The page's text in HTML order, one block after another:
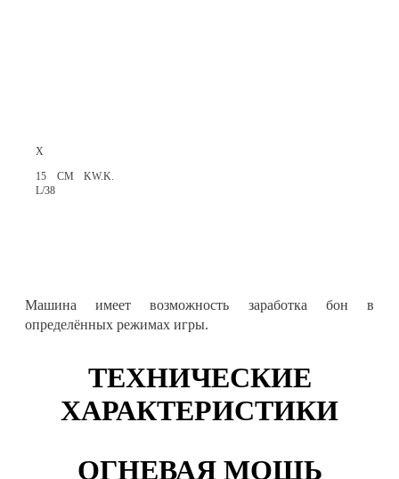
X
15 CM KW.K.
L/38
Машина имеет возможность заработка бон в
определённых режимах игры.
ТЕХНИЧЕСКИЕ
ХАРАКТЕРИСТИКИ
ОГНЕВАЯ МОЩЬ